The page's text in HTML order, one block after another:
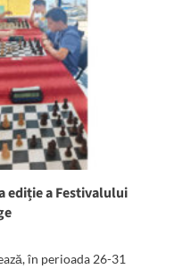
ediție a Festivalului
în perioada 26-31